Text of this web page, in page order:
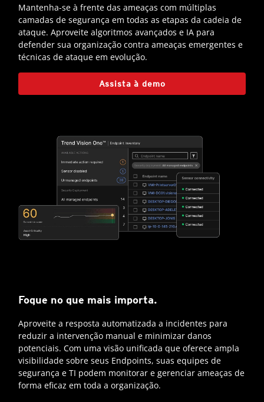
Mantenha-se à frente das ameaças com múltiplas
camadas de segurança em todas as etapas da cadeia de
ataque. Aproveite algoritmos avançados e IA para
defender sua organização contra ameaças emergentes e
técnicas de ataque em evolução.
Assista à demo
Foque no que mais importa.
Aproveite a resposta automatizada a incidentes para
reduzir a intervenção manual e minimizar danos
potenciais. Com uma visão unificada que oferece ampla
visibilidade sobre seus Endpoints, suas equipes de
segurança e TI podem monitorar e gerenciar ameaças de
forma eficaz em toda a organização.